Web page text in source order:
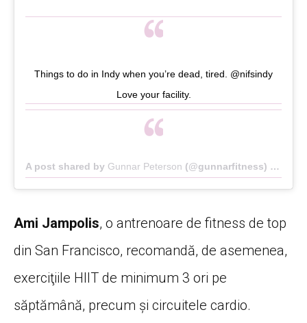
Things to do in Indy when you’re dead, tired. @nifsindy
Love your facility.
A post shared by Gunnar Peterson (@gunnarfitness) on
Ami Jampolis, o antrenoare de fitness de top
din San Francisco, recomandă, de asemenea,
exerciţiile HIIT de minimum 3 ori pe
săptămână, precum şi circuitele cardio.